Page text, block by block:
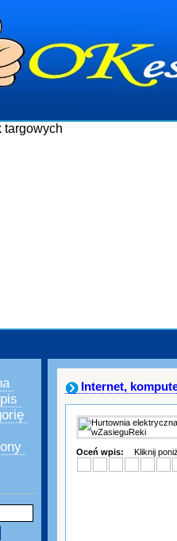
Internet,
Oceń wpis: Kliknij